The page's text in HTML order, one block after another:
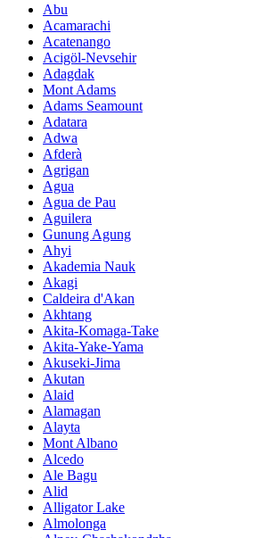
Abu
Acamarachi
Acatenango
Acigöl-Nevsehir
Adagdak
Mont Adams
Adams Seamount
Adatara
Adwa
Afderà
Agrigan
Agua
Agua de Pau
Aguilera
Gunung Agung
Ahyi
Akademia Nauk
Akagi
Caldeira d'Akan
Akhtang
Akita-Komaga-Take
Akita-Yake-Yama
Akuseki-Jima
Akutan
Alaid
Alamagan
Alayta
Mont Albano
Alcedo
Ale Bagu
Alid
Alligator Lake
Almolonga